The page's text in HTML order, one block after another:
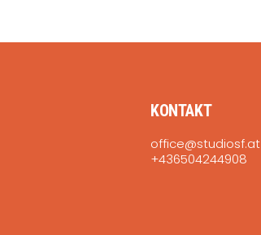
KONTAKT
office@studiosf.at
+436504244908